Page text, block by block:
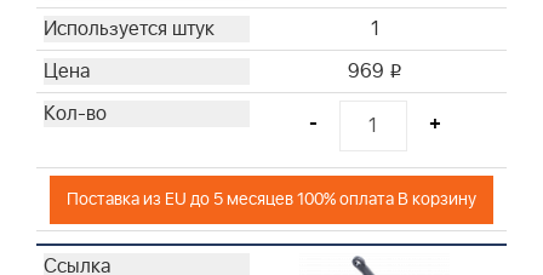
1
969 i
- +
Поставка из EU до 5 месяцев 100% оплата В корзину